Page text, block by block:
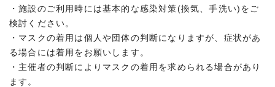
・施設のご利用時には基本的な感染対策(換気、手洗い)をご
検討ください。
・マスクの着用は個人や団体の判断になりますが、症状があ
る場合には着用をお願いします。
・主催者の判断によりマスクの着用を求められる場合があり
ます。